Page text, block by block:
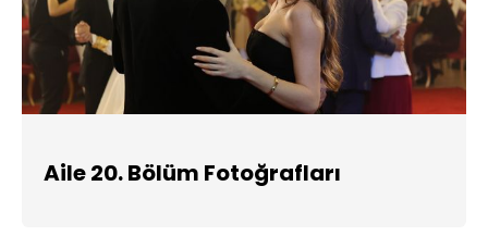
Aile 20. Bölüm Fotoğrafları